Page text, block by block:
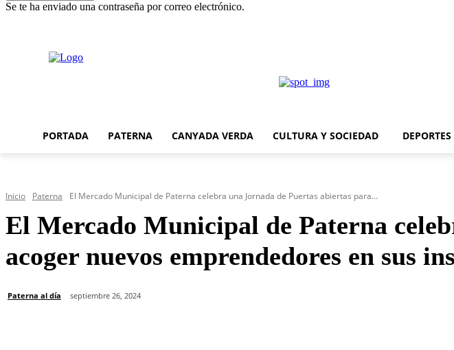
Se te ha enviado una contraseña por correo electrónico.
PORTADA PATERNA CANYADA VERDA CULTURA Y SOCIEDAD DEPORTES
Inicio Paterna El Mercado Municipal de Paterna celebra una Jornada de Puertas abiertas para...
El Mercado Municipal de Paterna
acoger nuevos emprendedores en sus
Paterna al día septiembre 26, 2024